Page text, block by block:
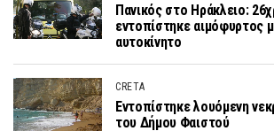
Πανικός στο Ηράκλειο:
εντοπίστηκε αιμόφυρτος
αυτοκίνητο
CRETA
Εντοπίστηκε λουόμενη
του Δήμου Φαιστού